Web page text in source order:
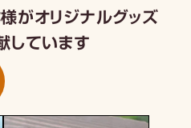
がオリジナルグッズ
ています